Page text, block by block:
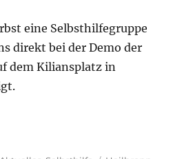
eine Selbsthilfegruppe
direkt bei der Demo der
dem Kiliansplatz in
Selbsthilfegruppe für